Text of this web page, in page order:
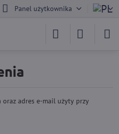
Panel użytkownika
oraz adres e-mail użyty przy